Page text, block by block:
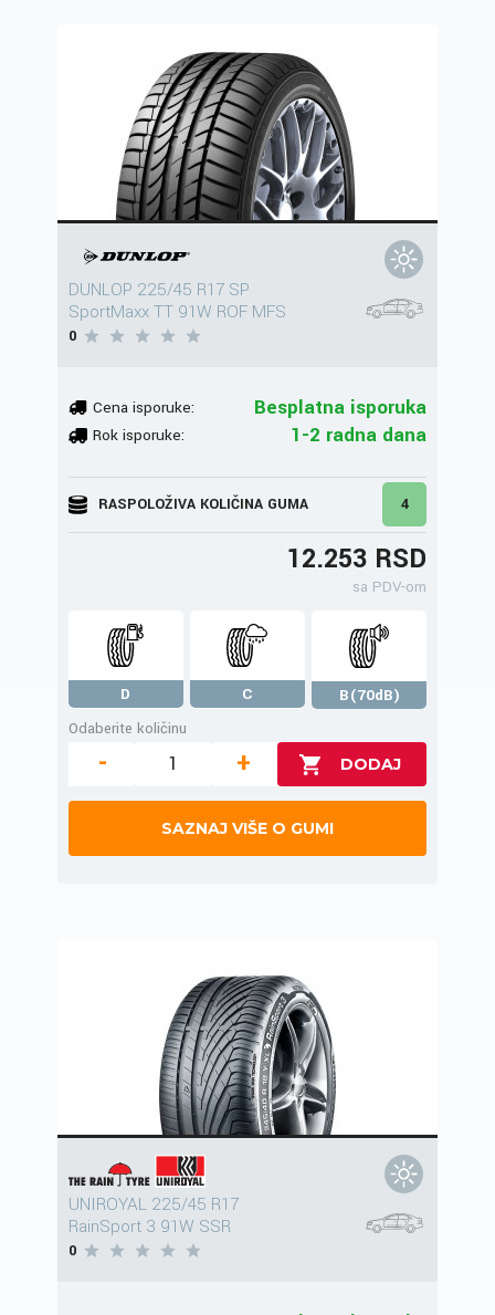
DUNLOP 225/45 R17 SP
SportMaxx TT 91W ROF MFS
0
Cena isporuke: Besplatna isporuka
Rok isporuke: 1-2 radna dana
RASPOLOŽIVA KOLIČINA GUMA 4
12.253 RSD
sa PDV-om
D C
B(70dB)
Odaberite količinu
- +
SAZNAJ VIŠE O GUMI
UNIROYAL 225/45 R17
RainSport 3 91W SSR
0